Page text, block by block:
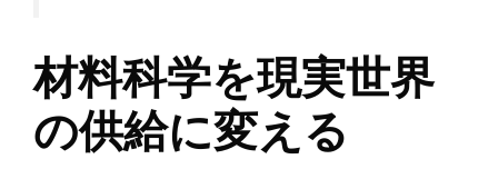
材料科学を現実世界
の供給に変える